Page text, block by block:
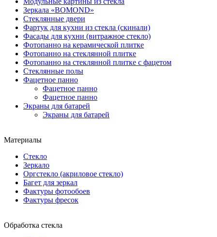
Зеркала «BOMOND»
Стеклянные двери
Фартук для кухни из стекла (скинали)
Фасады для кухни (витражное стекло)
Фотопанно на керамической плитке
Фотопанно на стеклянной плитке
Фотопанно на стеклянной плитке с фацетом
Стеклянные полы
Фацетное панно
Фацетное панно
Фацетное панно
Экраны для батарей
Экраны для батарей
Материалы
Стекло
Зеркало
Оргстекло (акриловое стекло)
Багет для зеркал
Фактуры фотообоев
Фактуры фресок
Обработка стекла